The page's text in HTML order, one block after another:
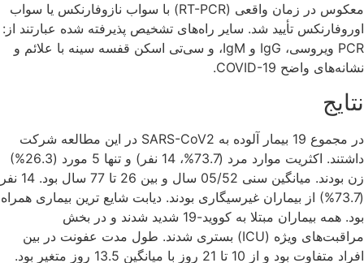
معکوس در زمان واقعی (RT-PCR) با سواب نازوفارنکس یا سواب
اوروفارنکس تأیید شد. سایر راه‌های تشخیص پذیرفته شده عبارتند از:
PCR ویروسی، IgG و IgM، و سی‌تی اسکن قفسه سینه با علائم و
نشانه‌های واضح COVID-19.
نتایج
در مجموع 19 بیمار آلوده به SARS-CoV2 در این مطالعه شرکت
داشتند. اکثریت موارد مرد (73.7%، 14 نفر) و تنها 5 مورد (26.3%)
زن بودند. میانگین سنی 05/52 سال و بین 26 تا 77 سال بود. 14 نفر
(73.7%) از بیماران غیرسیگاری بودند. دیابت شایع ترین بیماری همراه
بود. همه بیماران مبتلا به کووید-19 شدید شدند و در بخش
مراقبت‌های ویژه (ICU) بستری شدند. طول مدت عفونت در بین
افراد متفاوت بود و از 10 تا 21 روز با میانگین 13.5 روز متغیر بود.